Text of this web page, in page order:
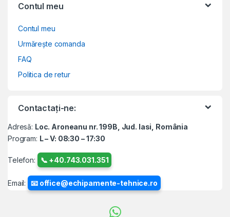
Contul meu
Contul meu
Urmărește comanda
FAQ
Politica de retur
Contactați-ne:
Adresă: Loc. Aroneanu nr. 199B, Jud. Iasi, România
Program: L – V: 08:30 – 17:30
Telefon: 📞 +40.743.031.351
Email: 📧 office@echipamente-tehnice.ro